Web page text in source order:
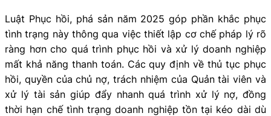
Luật Phục hồi, phá sản năm 2025 góp phần khắc phục
tình trạng này thông qua việc thiết lập cơ chế pháp lý rõ
ràng hơn cho quá trình phục hồi và xử lý doanh nghiệp
mất khả năng thanh toán. Các quy định về thủ tục phục
hồi, quyền của chủ nợ, trách nhiệm của Quản tài viên và
xử lý tài sản giúp đẩy nhanh quá trình xử lý nợ, đồng
thời hạn chế tình trạng doanh nghiệp tồn tại kéo dài dù